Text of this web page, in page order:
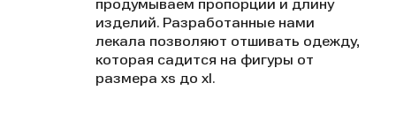
продумываем пропорции и длину
изделий. Разработанные нами
лекала позволяют отшивать одежду,
которая садится на фигуры от
размера xs до xl.